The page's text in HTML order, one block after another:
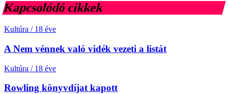
Kapcsolódó cikkek
Kultúra / 18 éve
A Nem vénnek való vidék vezeti a listát
Kultúra / 18 éve
Rowling könyvdíjat kapott